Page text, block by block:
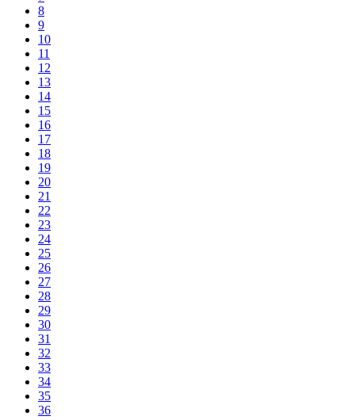
8
9
10
11
12
13
14
15
16
17
18
19
20
21
22
23
24
25
26
27
28
29
30
31
32
33
34
35
36